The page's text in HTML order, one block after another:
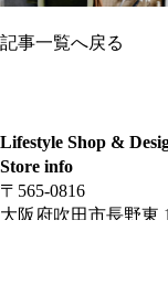
記事一覧へ戻る
Lifestyle Shop &
Store info
〒565-0816
大阪府吹田市長野東